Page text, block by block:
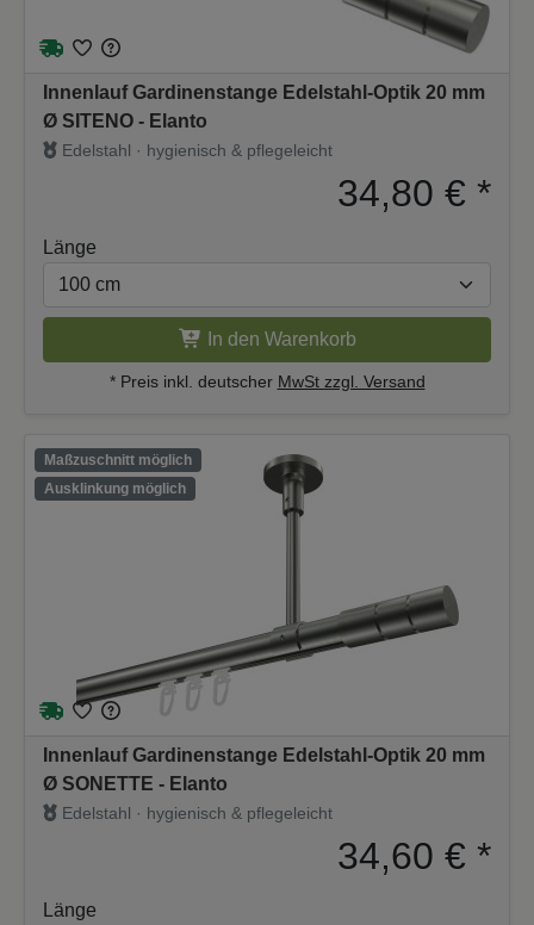
Innenlauf Gardinenstange Edelstahl-Optik 20 mm
Ø SITENO - Elanto
Edelstahl · hygienisch & pflegeleicht
34,80 € *
Länge
In den Warenkorb
* Preis inkl. deutscher MwSt zzgl. Versand
Maßzuschnitt möglich
Ausklinkung möglich
Innenlauf Gardinenstange Edelstahl-Optik 20 mm
Ø SONETTE - Elanto
Edelstahl · hygienisch & pflegeleicht
34,60 € *
Länge